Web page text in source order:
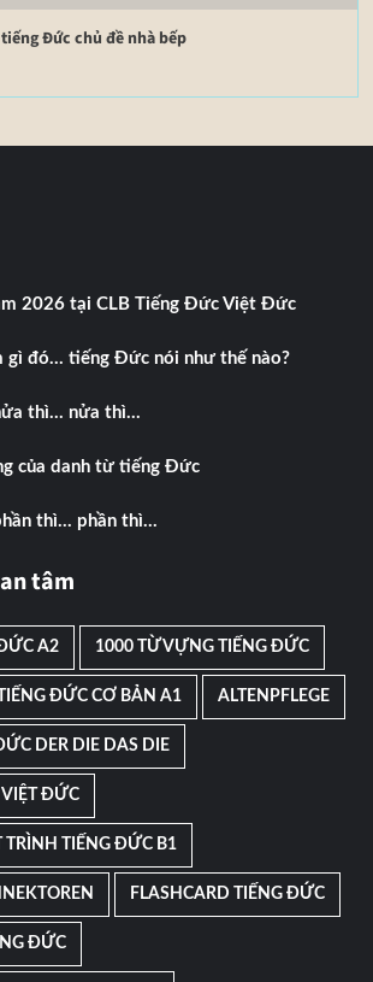
Đức chủ đề nhà bếp
2026 tại CLB Tiếng Đức Việt Đức
gì đó… tiếng Đức nói như thế nào?
thì… nửa thì…
của danh từ tiếng Đức
thì… phần thì…
tâm
A2 1000 TỪ VỰNG TIẾNG ĐỨC
ĐỨC CƠ BẢN A1 ALTENPFLEGE
DER DIE DAS DIE
VIỆT ĐỨC
TRÌNH TIẾNG ĐỨC B1
FLASHCARD TIẾNG ĐỨC
ĐỨC